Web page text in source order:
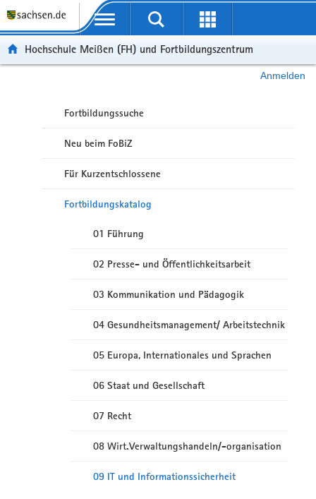
Portalübergreifende Navigation
Hochschule Meißen (FH) und Fortbildungszentrum
Anmelden
Fortbildungssuche
Neu beim FoBiZ
Für Kurzentschlossene
Fortbildungskatalog
01 Führung
02 Presse- und Öffentlichkeitsarbeit
03 Kommunikation und Pädagogik
04 Gesundheitsmanagement/ Arbeitstechnik
05 Europa, Internationales und Sprachen
06 Staat und Gesellschaft
07 Recht
08 Wirt.Verwaltungshandeln/-organisation
09 IT und Informationssicherheit